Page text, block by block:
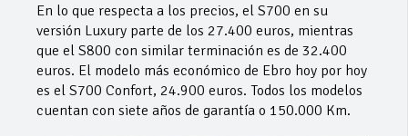
En lo que respecta a los precios, el S700 en su
versión Luxury parte de los 27.400 euros, mientras
que el S800 con similar terminación es de 32.400
euros. El modelo más económico de Ebro hoy por hoy
es el S700 Confort, 24.900 euros. Todos los modelos
cuentan con siete años de garantía o 150.000 Km.